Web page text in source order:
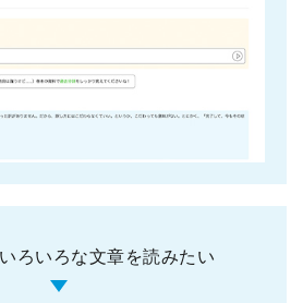
ろいろな文章を読みたい